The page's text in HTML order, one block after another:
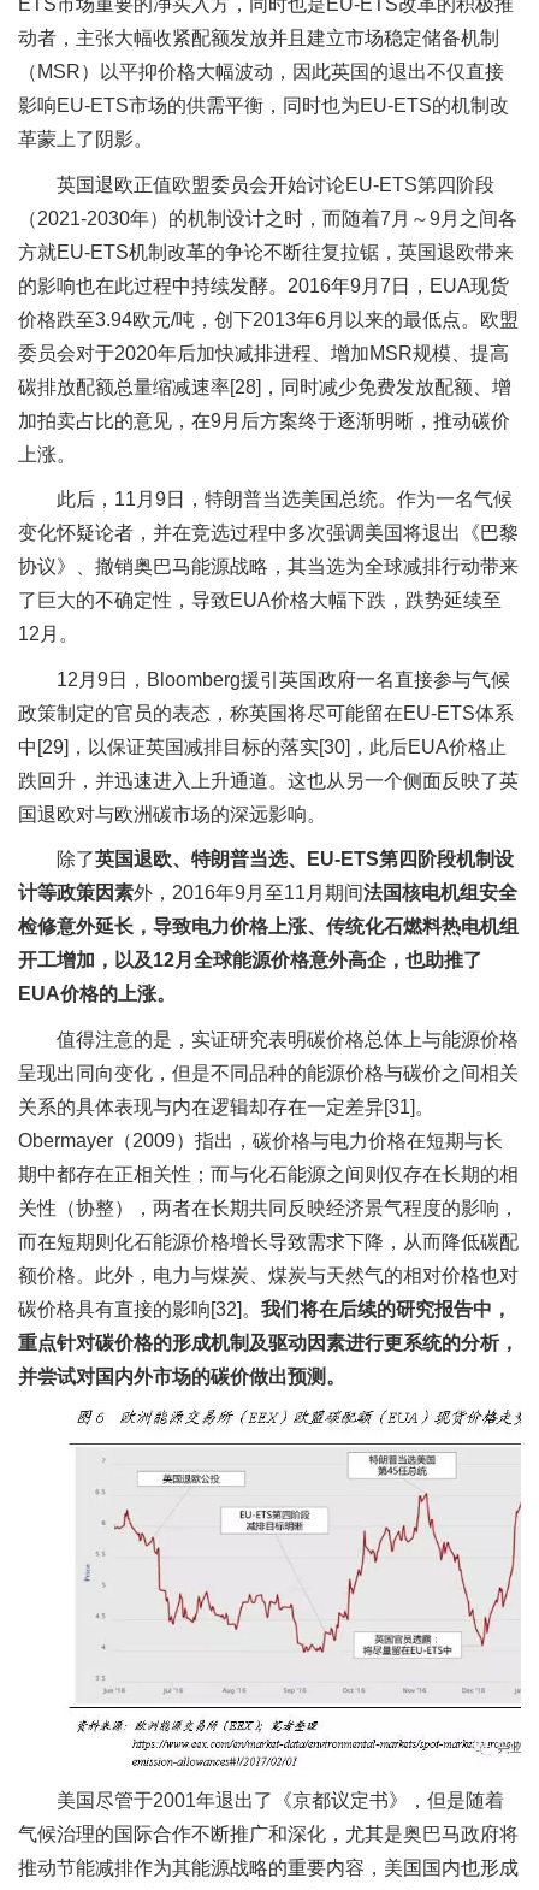
ETS市场重要的净买入方，同时也是EU-ETS改革的积极推
动者，主张大幅收紧配额发放并且建立市场稳定储备机制
（MSR）以平抑价格大幅波动，因此英国的退出不仅直接
影响EU-ETS市场的供需平衡，同时也为EU-ETS的机制改
革蒙上了阴影。
英国退欧正值欧盟委员会开始讨论EU-ETS第四阶段
（2021-2030年）的机制设计之时，而随着7月～9月之间各
方就EU-ETS机制改革的争论不断往复拉锯，英国退欧带来
的影响也在此过程中持续发酵。2016年9月7日，EUA现货
价格跌至3.94欧元/吨，创下2013年6月以来的最低点。欧盟
委员会对于2020年后加快减排进程、增加MSR规模、提高
碳排放配额总量缩减速率[28]，同时减少免费发放配额、增
加拍卖占比的意见，在9月后方案终于逐渐明晰，推动碳价
上涨。
此后，11月9日，特朗普当选美国总统。作为一名气候
变化怀疑论者，并在竞选过程中多次强调美国将退出《巴黎
协议》、撤销奥巴马能源战略，其当选为全球减排行动带来
了巨大的不确定性，导致EUA价格大幅下跌，跌势延续至
12月。
12月9日，Bloomberg援引英国政府一名直接参与气候
政策制定的官员的表态，称英国将尽可能留在EU-ETS体系
中[29]，以保证英国减排目标的落实[30]，此后EUA价格止
跌回升，并迅速进入上升通道。这也从另一个侧面反映了英
国退欧对与欧洲碳市场的深远影响。
除了英国退欧、特朗普当选、EU-ETS第四阶段机制设
计等政策因素外，2016年9月至11月期间 法国核电机组安全
检修意外延长，导致电力价格上涨、传统化石燃料热电机组
开工增加，以及12月全球能源价格意外高企，也助推了
EUA价格的上涨。
值得注意的是，实证研究表明碳价格总体上与能源价格
呈现出同向变化，但是不同品种的能源价格与碳价之间相关
关系的具体表现与内在逻辑却存在一定差异[31]。
Obermayer（2009）指出，碳价格与电力价格在短期与长
期中都存在正相关性；而与化石能源之间则仅存在长期的相
关性（协整），两者在长期共同反映经济景气程度的影响，
而在短期则化石能源价格增长导致需求下降，从而降低碳配
额价格。此外，电力与煤炭、煤炭与天然气的相对价格也对
碳价格具有直接的影响[32]。 我们将在后续的研究报告中，
重点针对碳价格的形成机制及驱动因素进行更系统的分析，
并尝试对国内外市场的碳价做出预测。
美国尽管于2001年退出了《京都议定书》，但是随着
气候治理的国际合作不断推广和深化，尤其是奥巴马政府将
推动节能减排作为其能源战略的重要内容，美国国内也形成